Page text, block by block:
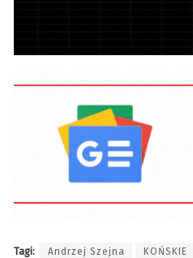
Tagi: Andrzej Szejna KOŃSKIE